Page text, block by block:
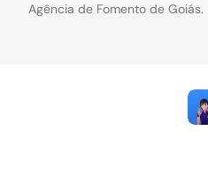
Conheça as demais linhas de
Agência de Fomento de Goiás.